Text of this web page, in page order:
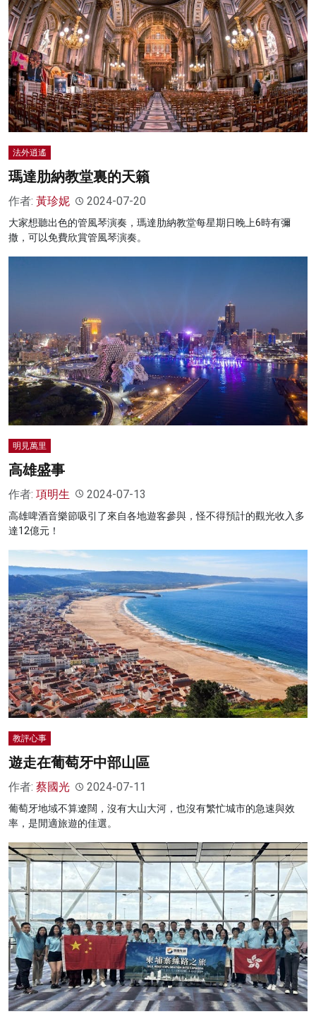
法外逍遙
瑪達肋納教堂裏的天籟
作者: 黃珍妮 2024-07-20
大家想聽出色的管風琴演奏，瑪達肋納教堂每星期日晚上6時有彌
撒，可以免費欣賞管風琴演奏。
明見萬里
高雄盛事
作者: 項明生 2024-07-13
高雄啤酒音樂節吸引了來自各地遊客參與，怪不得預計的觀光收入多
達12億元！
教評心事
遊走在葡萄牙中部山區
作者: 蔡國光 2024-07-11
葡萄牙地域不算遼闊，沒有大山大河，也沒有繁忙城市的急速與效
率，是閒適旅遊的佳選。